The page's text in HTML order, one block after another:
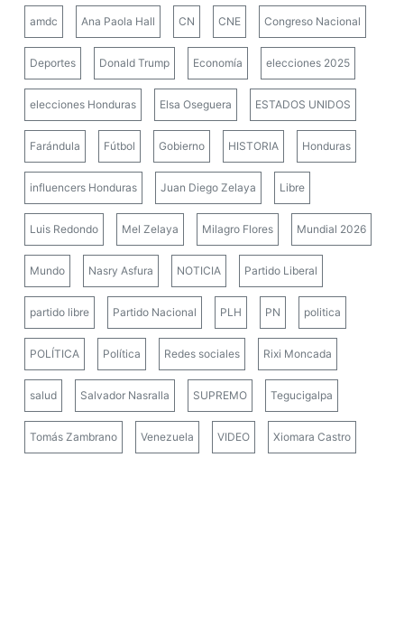
amdc Ana Paola Hall CN CNE Congreso Nacional
Deportes Donald Trump Economía elecciones 2025
elecciones Honduras Elsa Oseguera ESTADOS UNIDOS
Farándula Fútbol Gobierno HISTORIA Honduras
influencers Honduras Juan Diego Zelaya Libre
Luis Redondo Mel Zelaya Milagro Flores Mundial 2026
Mundo Nasry Asfura NOTICIA Partido Liberal
partido libre Partido Nacional PLH PN politica
POLÍTICA Política Redes sociales Rixi Moncada
salud Salvador Nasralla SUPREMO Tegucigalpa
Tomás Zambrano Venezuela VIDEO Xiomara Castro